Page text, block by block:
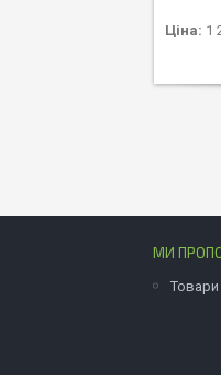
Ціна: 1
МИ
Товари